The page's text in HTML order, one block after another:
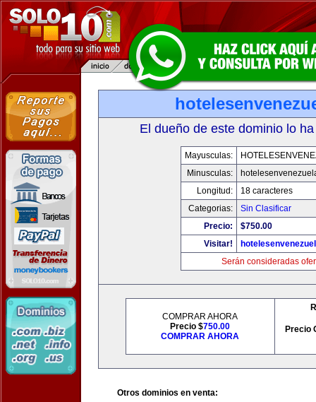
El dueño de este dominio lo
Mayusculas:
Minusculas:
Longitud:
18 caracteres
Categorias:
Sin Clasificar
Precio:
$750.00
Visitar!
Serán consideradas
COMPRAR AHORA
Precio $750.00
COMPRAR AHORA
Precio
Otros dominios en venta: